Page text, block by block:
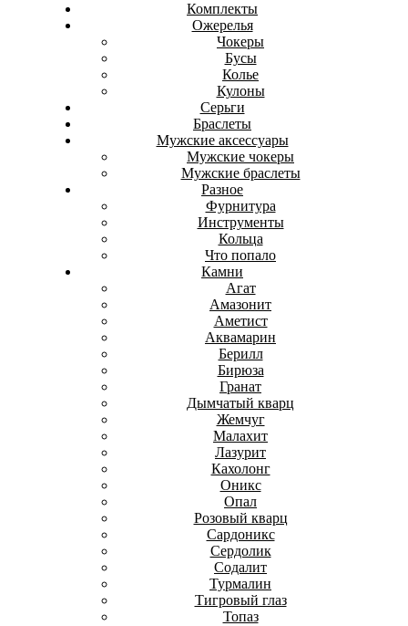
Комплекты
Ожерелья
Чокеры
Бусы
Колье
Кулоны
Серьги
Браслеты
Мужские аксессуары
Мужские чокеры
Мужские браслеты
Разное
Фурнитура
Инструменты
Кольца
Что попало
Камни
Агат
Амазонит
Аметист
Аквамарин
Берилл
Бирюза
Гранат
Дымчатый кварц
Жемчуг
Малахит
Лазурит
Кахолонг
Оникс
Опал
Розовый кварц
Сардоникс
Сердолик
Содалит
Турмалин
Тигровый глаз
Топаз